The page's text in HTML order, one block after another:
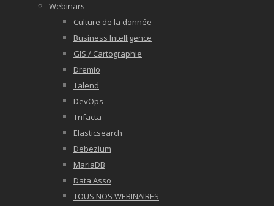
Webinars
Culture de la donnée
Business Intelligence
GIS / Cartographie
Dremio
Talend
DevOps
Trifacta
Elasticsearch
Debezium
MariaDB
Data Asso
TOUS NOS WEBINAIRES